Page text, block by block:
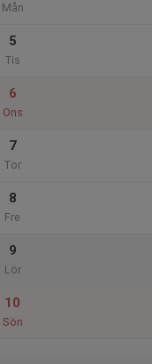
Mån
5
Tis
6
Ons
7
Tor
8
Fre
9
Lör
10
Sön